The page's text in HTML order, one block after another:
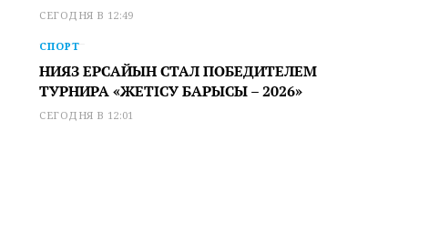
СЕГОДНЯ В 12:49
СПОРТ
НИЯЗ ЕРСАЙЫН СТАЛ ПОБЕДИТЕЛЕМ
ТУРНИРА «ЖЕТІСУ БАРЫСЫ – 2026»
СЕГОДНЯ В 12:01